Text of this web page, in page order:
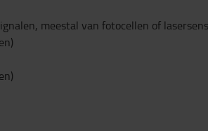
meestal van fotocellen of